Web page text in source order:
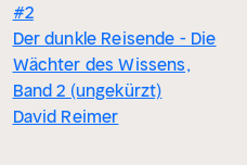
#2
Der dunkle Reisende - Die
Wächter des Wissens,
Band 2 (ungekürzt)
David Reimer